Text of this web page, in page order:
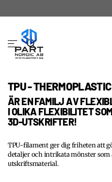
TPU -
ÄR EN FAMILJ AV
I OLIKA FLEXIBILITET
3D-UTSKRIFTER!
TPU-filament ger dig friheten att
detaljer och intrikata mönster
utskriftsmaterial.